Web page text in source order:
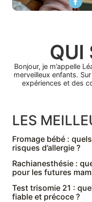
QUI
Bonjour, je m’appelle
merveilleux enfants.
expériences et des
LES
Fromage bébé :
risques d’allergie ?
Rachianesthésie :
pour les futures
Test trisomie 21 :
fiable et précoce ?